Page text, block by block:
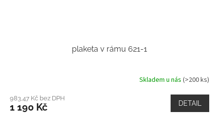
plaketa v rámu 621-1
Skladem u nás (>200 ks)
983,47 Kč bez DPH
1 190 Kč DETAIL